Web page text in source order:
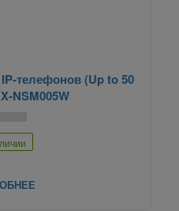
телефонов (Up to 50
NSM005W